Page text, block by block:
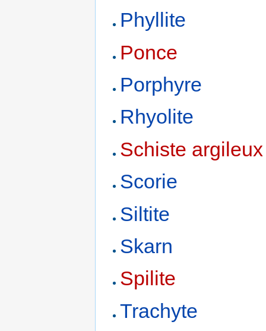
Phyllite
Ponce
Porphyre
Rhyolite
Schiste argileux
Scorie
Siltite
Skarn
Spilite
Trachyte